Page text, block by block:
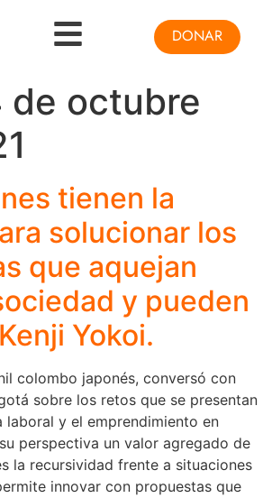
DONAR
de octubre
tienen la
solucionar los
que aquejan
y pueden
Yokoi.
colombo japonés, conversó con
sobre los retos que se presentan
laboral y el emprendimiento en
perspectiva un valor agregado de
la recursividad frente a situaciones
innovar con propuestas que